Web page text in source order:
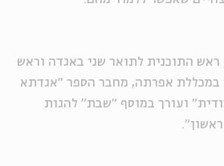
התוכנית לתואר שני באגדה וראש
במכללת אפרתה, מחבר הספר "אגדתא
ועורך במוסף "שבת" להגות